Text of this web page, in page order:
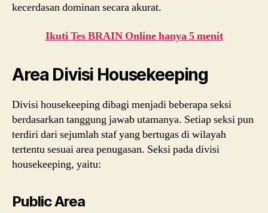
kecerdasan dominan secara akurat.
Ikuti Tes BRAIN Online hanya 5 menit
Area Divisi Housekeeping
Divisi housekeeping dibagi menjadi beberapa seksi
berdasarkan tanggung jawab utamanya. Setiap seksi pun
terdiri dari sejumlah staf yang bertugas di wilayah
tertentu sesuai area penugasan. Seksi pada divisi
housekeeping, yaitu:
Public Area